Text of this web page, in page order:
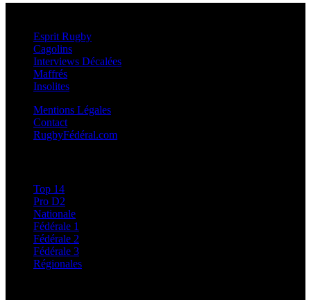
Esprit Rugby
Cagolins
Interviews Décalées
Maffrés
Insolites
Mentions Légales
Contact
RugbyFédéral.com
Top 14
Pro D2
Nationale
Fédérale 1
Fédérale 2
Fédérale 3
Régionales